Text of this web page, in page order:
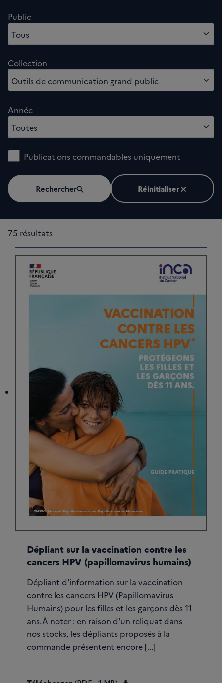
Public
Tous0 option sélectionnés
Collection
Outils de communication grand publicsélectionnés
Année
Toutes0 option sélectionnés
Publications commandables uniquement
Rechercher Réinitialiser
75 résultats
Dépliant sur la vaccination contre les
cancers HPV (papillomavirus humains)
Dépliant d'information sur la vaccination
contre les cancers HPV (Papillomavirus
Humains) pour les filles et les garçons dès 11
ans.À noter : en raison d'un reliquat dans
nos stocks, les dépliants proposés à la
commande présentent encore [...]